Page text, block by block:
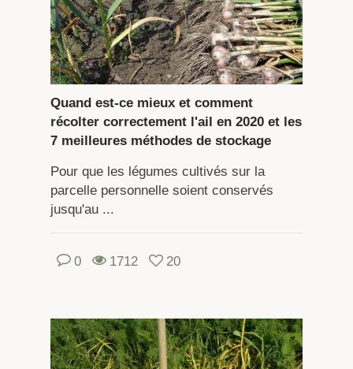
Quand est-ce mieux et comment
récolter correctement l'ail en 2020 et les
7 meilleures méthodes de stockage
Pour que les légumes cultivés sur la
parcelle personnelle soient conservés
jusqu'au ...
0 1712 20